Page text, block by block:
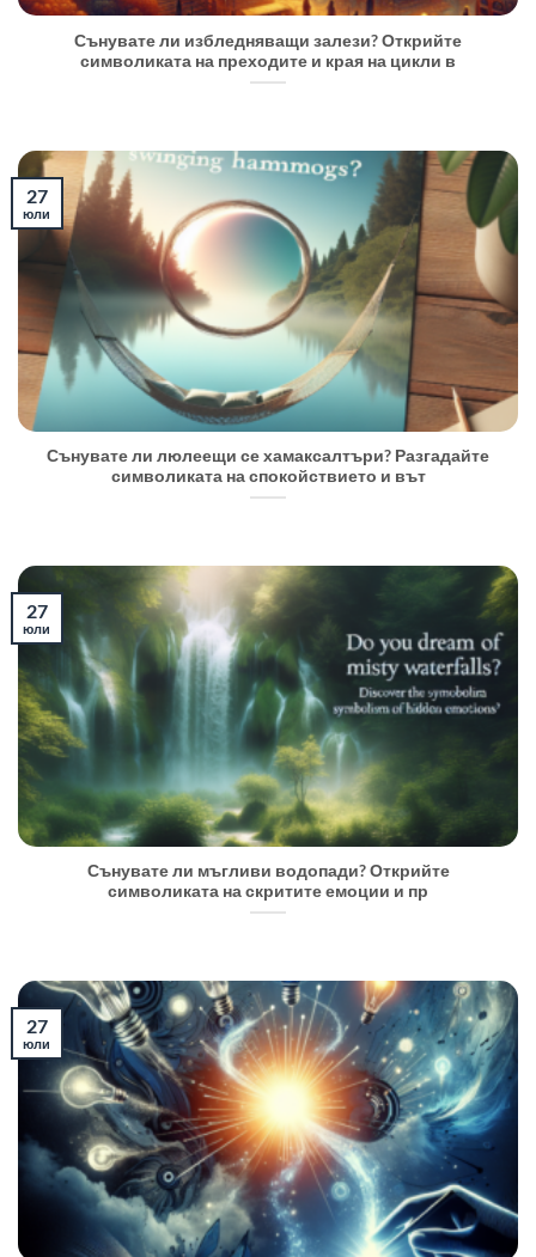
Сънувате ли избледняващи залези? Открийте
символиката на преходите и края на цикли в
Сънувате ли люлеещи се хамаксалтъри? Разгадайте
символиката на спокойствието и вът
27
юли
Сънувате ли мъгливи водопади? Открийте
символиката на скритите емоции и пр
27
юли
27
юли